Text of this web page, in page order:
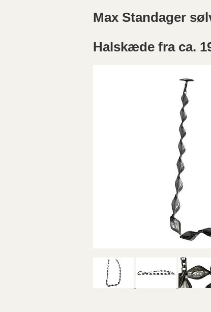
Max Standager
Halskæde fra ca.